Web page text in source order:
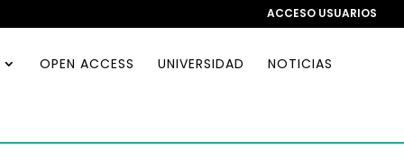
ACCESO USUARIOS
OPEN ACCESS UNIVERSIDAD NOTICIAS